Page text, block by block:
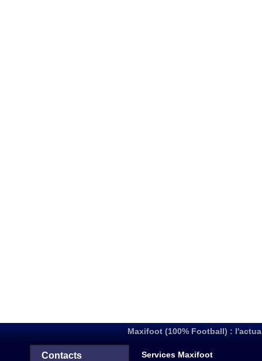
Maxifoot (100% Football) :
Contacts Services Maxifoot